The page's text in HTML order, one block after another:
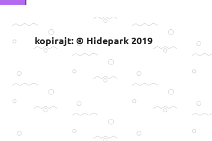
kopirajt: © Hidepark 2019